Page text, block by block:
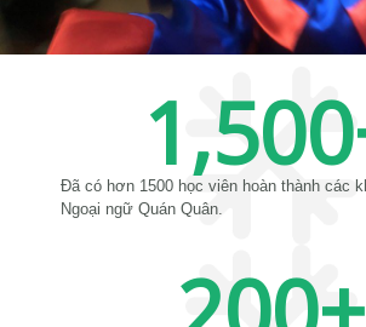
Đã có hơn 1500 học viên hoàn thành các
Ngoại ngữ Quán Quân.
1,500